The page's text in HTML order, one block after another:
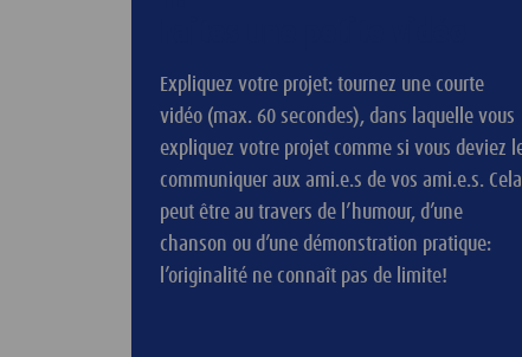
Expliquez votre projet: tournez une courte
vidéo (max. 60 secondes), dans laquelle vous
expliquez votre projet comme si vous deviez
communiquer aux ami.e.s de vos ami.e.s. Cela
peut être au travers de l’humour, d’une
chanson ou d’une démonstration pratique:
l’originalité ne connaît pas de limite!